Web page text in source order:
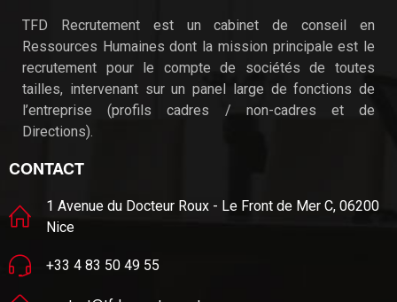
TFD Recrutement est un cabinet de conseil en
Ressources Humaines dont la mission principale est le
recrutement pour le compte de sociétés de toutes
tailles, intervenant sur un panel large de fonctions de
l’entreprise (profils cadres / non-cadres et de
Directions).
CONTACT
1 Avenue du Docteur Roux - Le Front de Mer C, 06200
Nice
+33 4 83 50 49 55